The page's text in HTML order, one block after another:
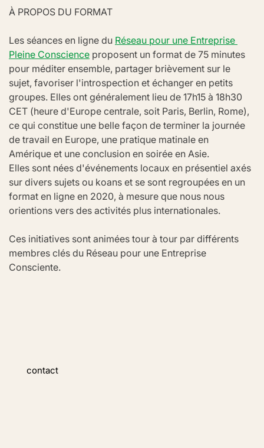
À PROPOS DU FORMAT
Les séances en ligne du Réseau pour une Entreprise
Pleine Conscience proposent un format de 75 minutes
pour méditer ensemble, partager brièvement sur le
sujet, favoriser l'introspection et échanger en petits
groupes. Elles ont généralement lieu de 17h15 à 18h30
CET (heure d'Europe centrale, soit Paris, Berlin, Rome),
ce qui constitue une belle façon de terminer la journée
de travail en Europe, une pratique matinale en
Amérique et une conclusion en soirée en Asie.
Elles sont nées d'événements locaux en présentiel axés
sur divers sujets ou koans et se sont regroupées en un
format en ligne en 2020, à mesure que nous nous
orientions vers des activités plus internationales.
Ces initiatives sont animées tour à tour par différents
membres clés du Réseau pour une Entreprise
Consciente.
contact